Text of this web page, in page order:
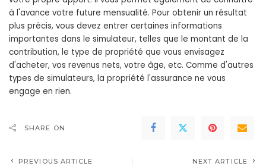
à l'avance votre future mensualité. Pour obtenir un résultat
plus précis, vous devez entrer certaines informations
importantes dans le simulateur, telles que le montant de la
contribution, le type de propriété que vous envisagez
d'acheter, vos revenus nets, votre âge, etc. Comme d'autres
types de simulateurs, la propriété l'assurance ne vous
engage en rien.
SHARE ON
PREVIOUS ARTICLE NEXT ARTICLE